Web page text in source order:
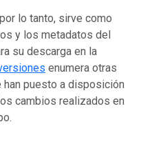
lo tanto, sirve como
y los metadatos del
su descarga en la
enumera otras
puesto a disposición
cambios realizados en